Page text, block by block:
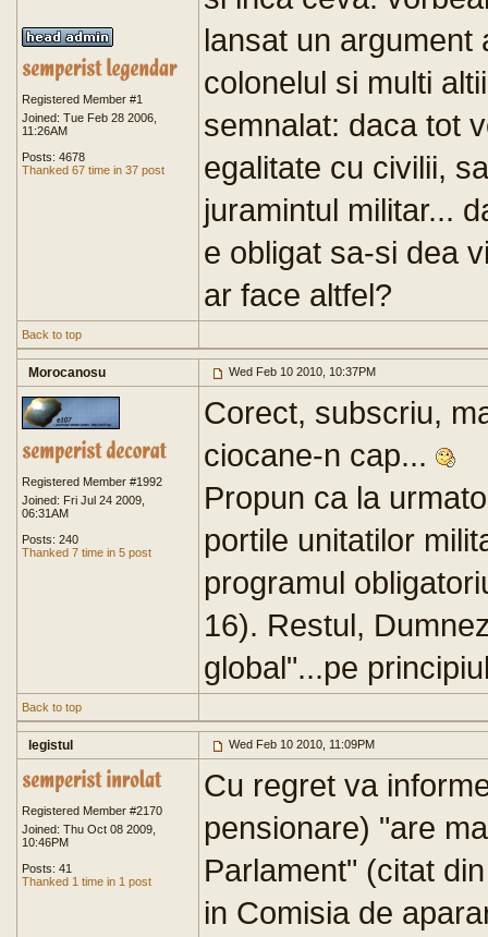
Registered Member #1
Joined: Tue Feb 28 2006,
11:26AM
Posts: 4678
Thanked 67 time in 37 post
lansat un argument
colonelul si multi
semnalat: daca tot
egalitate cu civilii,
juramintul militar...
e obligat sa-si dea
ar face altfel?
Back to top
Morocanosu Wed Feb 10 2010, 10:37PM
Registered Member #1992
Joined: Fri Jul 24 2009,
06:31AM
Posts: 240
Thanked 7 time in 5 post
Corect, subscriu,
ciocane-n cap...
Propun ca la
portile unitatilor
programul
16). Restul,
global"...pe
Back to top
legistul Wed Feb 10 2010, 11:09PM
Registered Member #2170
Joined: Thu Oct 08 2009,
10:46PM
Posts: 41
Thanked 1 time in 1 post
Cu regret va
pensionare) "are
Parlament" (citat
in Comisia de